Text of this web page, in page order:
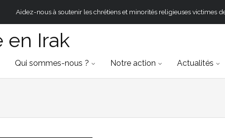
Aidez-nous à soutenir les chrétiens et minorités religieuses victimes
Qui sommes-nous ? Notre action Actualités